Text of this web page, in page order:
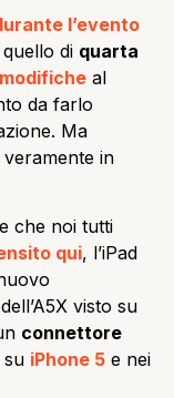
l’evento
quello di quarta
al
da farlo
Ma
in
che noi tutti
qui, l’iPad
visto su
connettore
su iPhone 5 e nei